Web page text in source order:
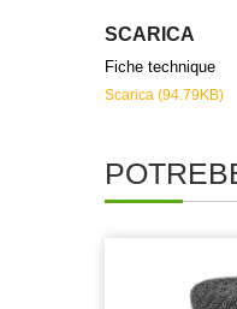
SCARICA
Fiche technique
Scarica (94.79KB)